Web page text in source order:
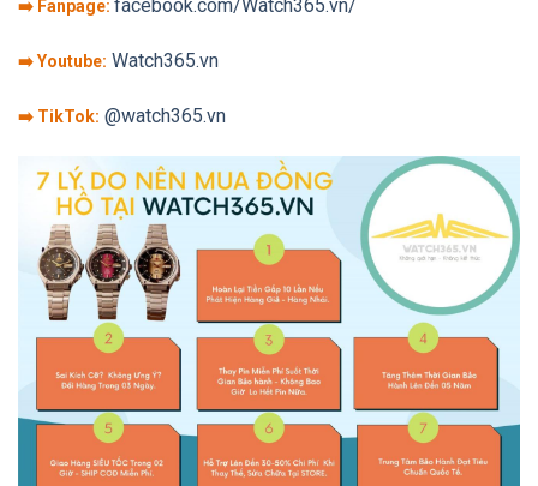
➡️ Fanpage: facebook.com/Watch365.vn/
➡️ Youtube: Watch365.vn
➡️ TikTok: @watch365.vn